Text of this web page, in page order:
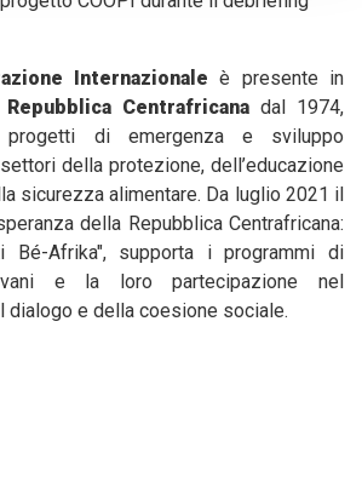
Internazionale è presente in
Repubblica Centrafricana dal 1974,
progetti di emergenza e sviluppo
della protezione, dell’educazione
sicurezza alimentare. Da luglio 2021 il
della Repubblica Centrafricana:
Bé-Afrika", supporta i programmi di
e la loro partecipazione nel
dialogo e della coesione sociale.